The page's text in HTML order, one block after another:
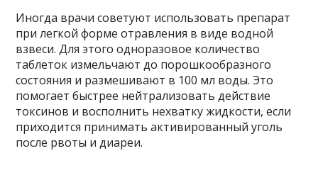
Иногда врачи советуют использовать препарат
при легкой форме отравления в виде водной
взвеси. Для этого одноразовое количество
таблеток измельчают до порошкообразного
состояния и размешивают в 100 мл воды. Это
помогает быстрее нейтрализовать действие
токсинов и восполнить нехватку жидкости, если
приходится принимать активированный уголь
после рвоты и диареи.